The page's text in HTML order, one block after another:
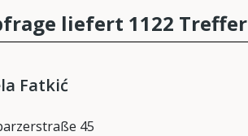
liefert 1122 Treffer
Fatkić
45